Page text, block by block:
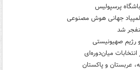
پرسپولیس
جهانی هوش مصنوعی
شد
رژیم صهیونیستی
میان‌دوره‌ای
عربستان و پاکستان